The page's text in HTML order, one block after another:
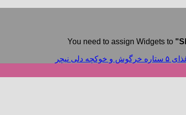
You need to assign Widgets to